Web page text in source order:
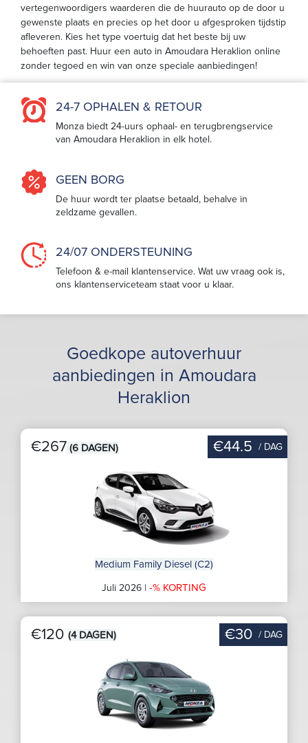
vertegenwoordigers waarderen die de huurauto op de door u
gewenste plaats en precies op het door u afgesproken tijdstip
afleveren. Kies het type voertuig dat het beste bij uw
behoeften past. Huur een auto in Amoudara Heraklion online
zonder tegoed en win van onze speciale aanbiedingen!
24-7 OPHALEN & RETOUR
Monza biedt 24-uurs ophaal- en terugbrengservice
van Amoudara Heraklion in elk hotel.
GEEN BORG
De huur wordt ter plaatse betaald, behalve in
zeldzame gevallen.
24/07 ONDERSTEUNING
Telefoon & e-mail klantenservice. Wat uw vraag ook is,
ons klantenserviceteam staat voor u klaar.
Goedkope autoverhuur
aanbiedingen in Amoudara
Heraklion
€267 (6 DAGEN) €44.5 / DAG
Medium Family Diesel (C2)
Juli 2026 | -% KORTING
€120 (4 DAGEN) €30 / DAG